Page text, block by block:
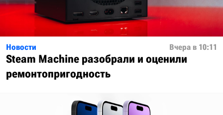
Новости Вчера в 10:11
Steam Machine разобрали и оценили
ремонтопригодность